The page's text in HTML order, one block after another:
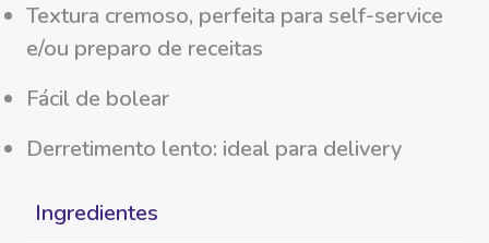
textura cremoso, perfeita para self-service
e/ou preparo de receitas
fácil de bolear
derretimento lento: ideal para delivery
Ingredientes